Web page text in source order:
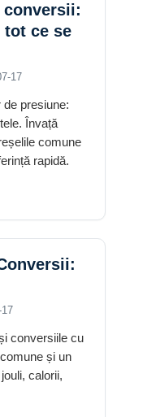
conversii:
tot ce se
17
presiune:
Învață
comune
rapidă.
conversiile cu
și un
calorii,